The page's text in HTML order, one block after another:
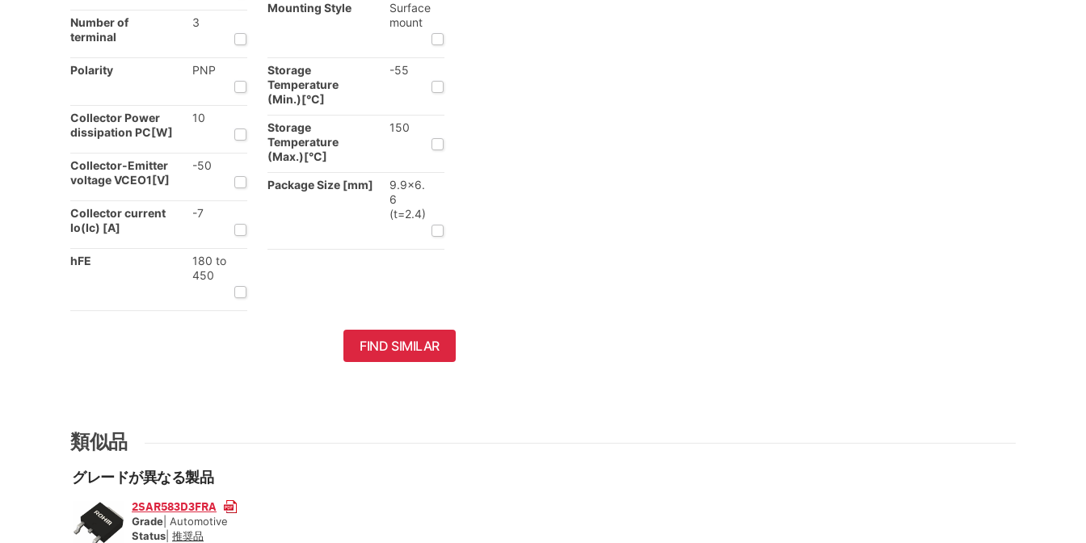
Number of
terminal
3
Polarity PNP
Collector Power
dissipation PC[W]
10
Collector-Emitter
voltage VCEO1[V]
-50
Collector current
Io(Ic) [A]
-7
hFE
180 to
450
Mounting Style
Surface
mount
Storage
Temperature
(Min.)[°C]
-55
Storage
Temperature
(Max.)[°C]
150
Package Size [mm]
9.9x6.
6
(t=2.4)
FIND SIMILAR
類似品
グレードが異なる製品
2SAR583D3FRA
Grade | Automotive
Status 推奨品